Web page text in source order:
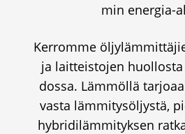
min ener­gia-
Ker­rom­me
ja lait­teis­to­jen
dos­sa. Läm­möl­lä
vas­ta läm­mi­ty­söl­jys­tä,
hybri­di­läm­mi­tyk­sen